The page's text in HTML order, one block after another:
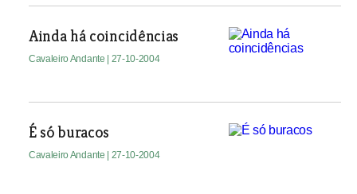
Ainda há coincidências
Cavaleiro Andante | 27-10-2004
É só buracos
Cavaleiro Andante | 27-10-2004